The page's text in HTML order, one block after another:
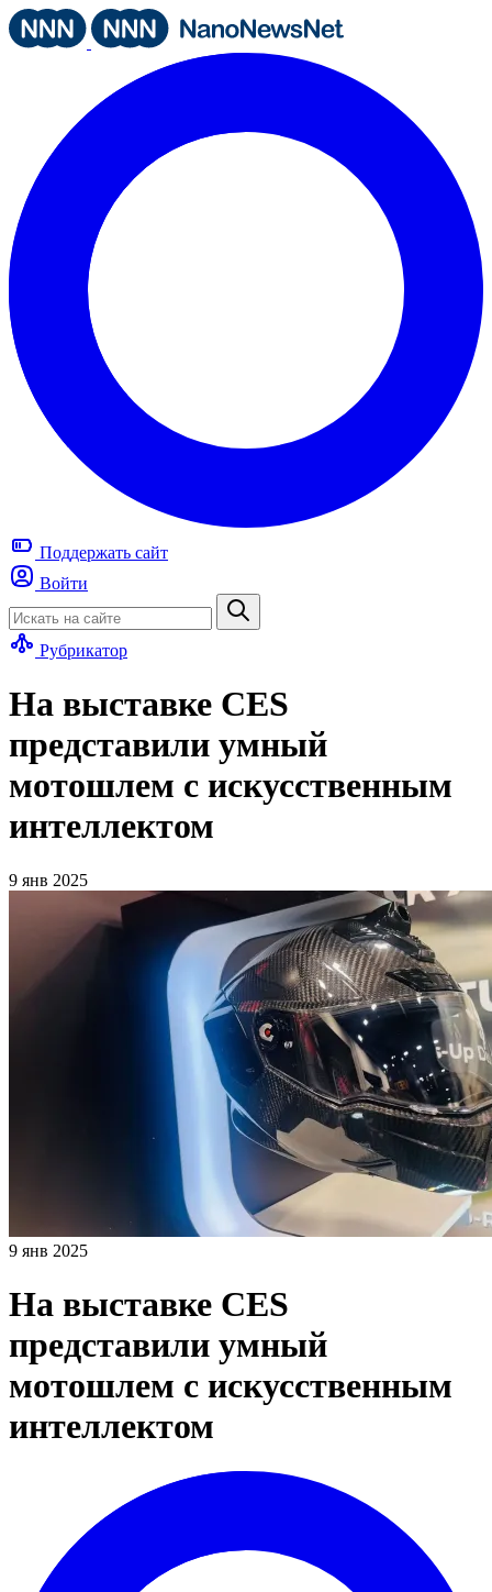
Поддержать сайт
Войти
Рубрикатор
На выставке CES
представили умный
мотошлем с искусственным
интеллектом
9 янв 2025
9 янв 2025
На выставке CES
представили умный
мотошлем с искусственным
интеллектом